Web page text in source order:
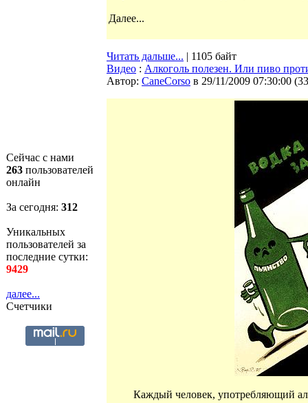
Сейчас с нами
263 пользователей
онлайн
За сегодня: 312
Уникальных
пользователей за
последние сутки:
9429
далее...
Счетчики
Далее...
Читать дальше... | 1105 байт
Видео : Алкоголь полезен. Или пиво
Автор: CaneCorso в 29/11/2009 07:30:00 (
Каждый человек, употребляющий